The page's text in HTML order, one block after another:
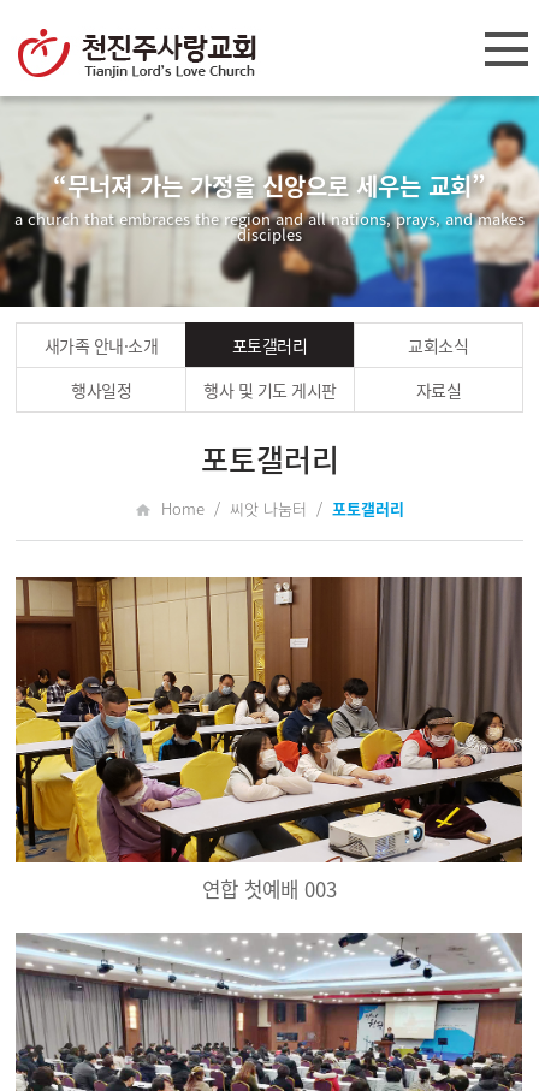
“무너져 가는 가정을 신앙으로 세우는 교회”
a church that embraces the region and all nations, prays, and makes
disciples
새가족 안내·소개 포토갤러리
교회소식
행사일정
행사 및 기도 게시판 자료실
포토갤러리
Home / 씨앗 나눔터 / 포토갤러리
연합 첫예배 003